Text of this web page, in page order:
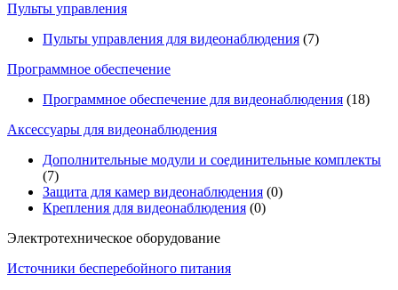
Пульты управления
Пульты управления для видеонаблюдения (7)
Программное обеспечение
Программное обеспечение для видеонаблюдения (18)
Аксессуары для видеонаблюдения
Дополнительные модули и соединительные комплекты
(7)
Защита для камер видеонаблюдения (0)
Крепления для видеонаблюдения (0)
Электротехническое оборудование
Источники бесперебойного питания